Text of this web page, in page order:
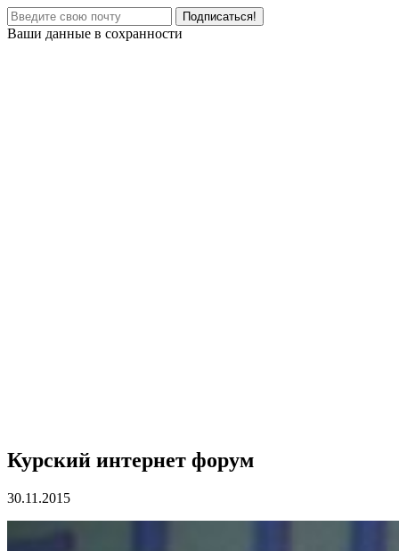
Ваши данные в сохранности
Курский интернет форум
30.11.2015